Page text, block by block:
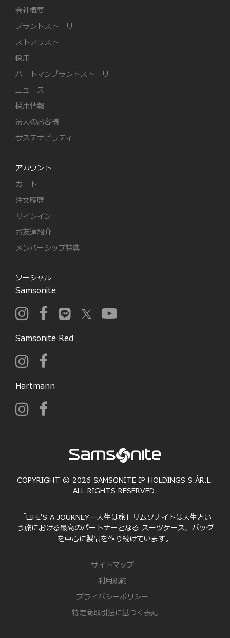
会社概要
ブランドストーリー
ストアリスト
採用
ハートマンブランドストーリー
ニュース
採用情報
法人のお客様
サステナビリティ
アカウント
カート
注文履歴
サインイン
お友達紹介
メンバーシップ特典
ソーシャル
Samsonite
Samsonite Red
Hartmann
COPYRIGHT © 2026 SAMSONITE IP HOLDINGS S.ÀR.L.
ALL RIGHTS RESERVED.
「LIFE'S A JOURNEY―人生は旅」サムソナイトは人生とい
う旅における最高のパートナーとなる スーツケース、バッグ
を中心に製品を作り続けています。
サイトマップ
利用規約
プライバシーポリシー
特定商取引法に基づく表記